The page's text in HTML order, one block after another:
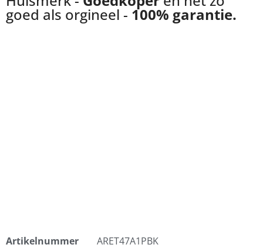
goed als orgineel - 100% garantie.
Artikelnummer
ARET47A1PBK